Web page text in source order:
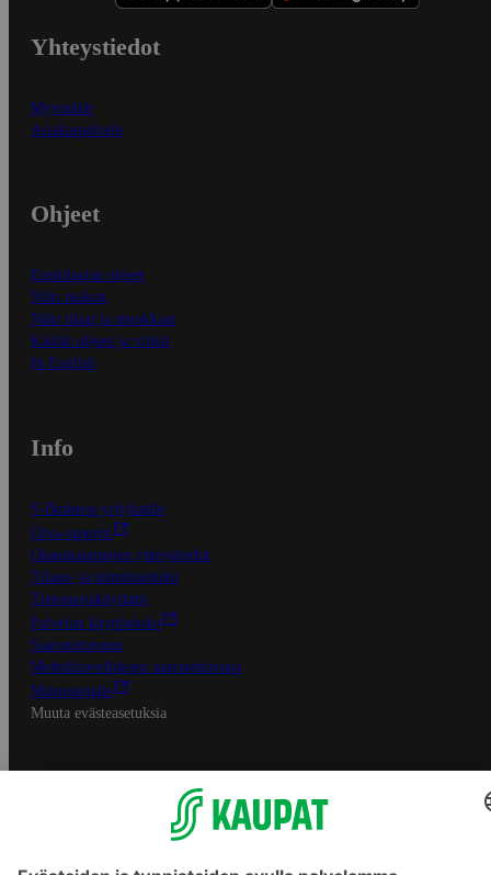
Yhteystiedot
Myymälät
Asiakaspalvelu
Ohjeet
Ensitilaajan ohjeet
Näin maksat
Näin tilaat ja muokkaat
Kaikki ohjeet ja vinkit
In English
Info
S-Business yrityksille
Oiva-raportit
Osuuskauppojen yhteystiedot
Tilaus- ja toimitusehdot
Tietosuojakäytäntö
Palvelun käyttöehdot
Saavutettavuus
Mobiilisovelluksen saavutettavuus
Mainostajalle
Muuta evästeasetuksia
S-ryhmän palvelut